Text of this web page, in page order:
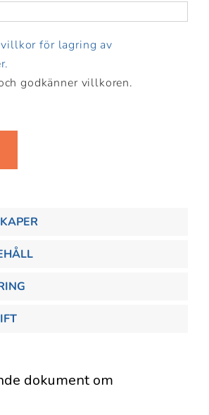
villkor för lagring av
godkänner villkoren.
dokument om